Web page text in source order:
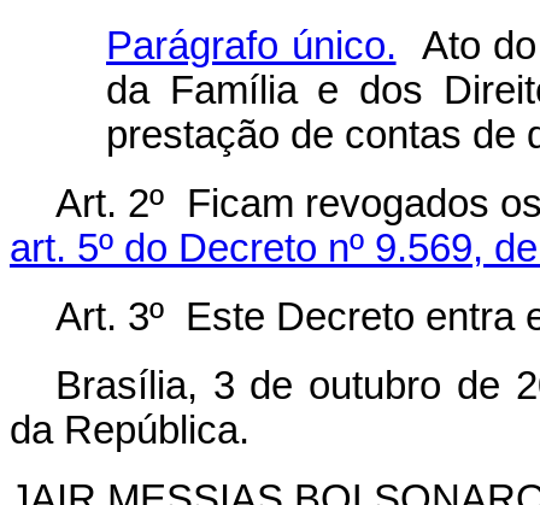
Parágrafo único. Ato
da Família e dos
prestação de contas de
Art. 2º Ficam revogados
art. 5º do Decreto nº 9.569,
Art. 3º Este Decreto entra
Brasília, 3 de outubro de
da República.